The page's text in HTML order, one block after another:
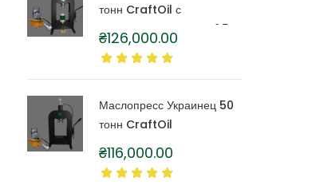
тонн CraftOil с
капролоновой бочкой 1,5
литра
₴126,000.00
Маслопресс Украинец 50
тонн CraftOil
₴116,000.00